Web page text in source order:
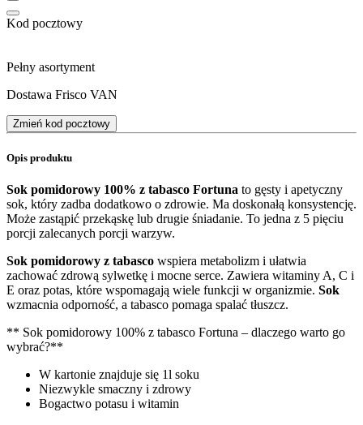
Kod pocztowy
Pełny asortyment
Dostawa Frisco VAN
Zmień kod pocztowy
Opis produktu
Sok pomidorowy 100% z tabasco Fortuna to gęsty i apetyczny
sok, który zadba dodatkowo o zdrowie. Ma doskonałą konsystencję.
Może zastąpić przekąskę lub drugie śniadanie. To jedna z 5 pięciu
porcji zalecanych porcji warzyw.
Sok pomidorowy z tabasco wspiera metabolizm i ułatwia
zachować zdrową sylwetkę i mocne serce. Zawiera witaminy A, C i
E oraz potas, które wspomagają wiele funkcji w organizmie. Sok
wzmacnia odporność, a tabasco pomaga spalać tłuszcz.
** Sok pomidorowy 100% z tabasco Fortuna – dlaczego warto go
wybrać?**
W kartonie znajduje się 1l soku
Niezwykle smaczny i zdrowy
Bogactwo potasu i witamin